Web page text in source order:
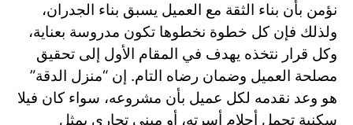
نؤمن بأن بناء الثقة مع العميل يسبق بناء الجدران،
ولذلك فإن كل خطوة نخطوها تكون مدروسة بعناية،
وكل قرار نتخذه يهدف في المقام الأول إلى تحقيق
مصلحة العميل وضمان رضاه التام. إن “منزل الدقة”
هو وعد نقدمه لكل عميل بأن مشروعه، سواء كان فيلا
سكنية تحمل أحلام أسرته، أو مبنى تجاري يمثل